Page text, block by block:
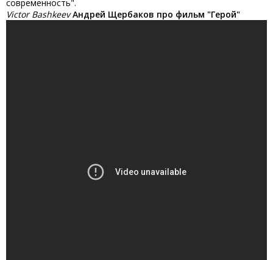
современность".
Victor Bashkeev Андрей Щербаков про фильм "Герой"